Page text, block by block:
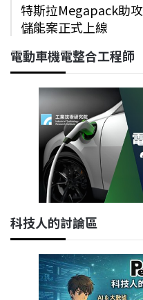
特斯拉Megapack助
儲能案正式上線
電動車機電整合工程師
科技人的討論區